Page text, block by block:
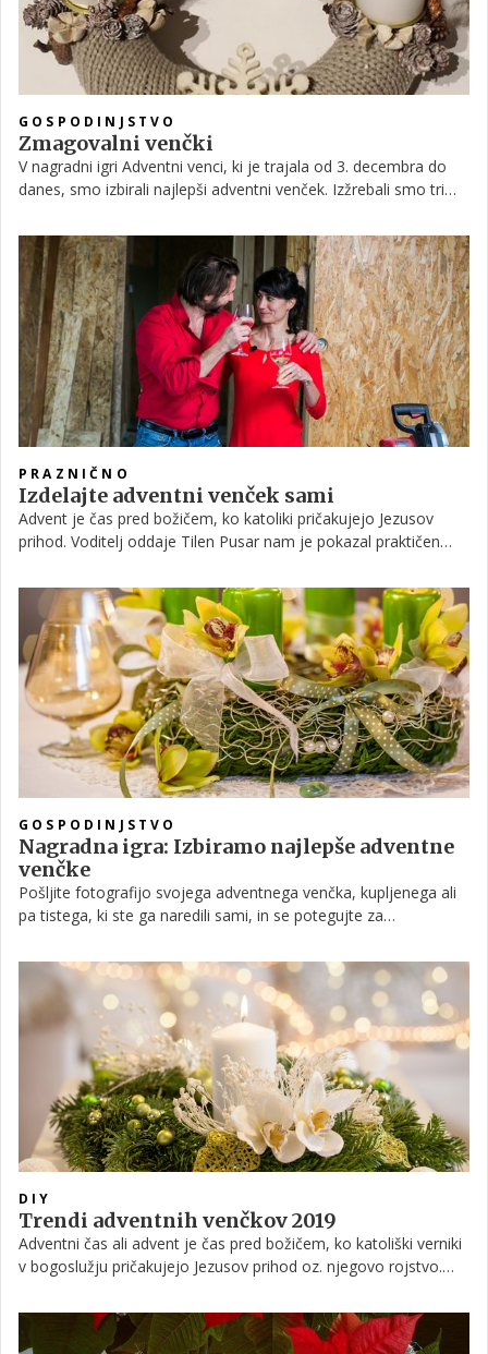
GOSPODINJSTVO
Zmagovalni venčki
V nagradni igri Adventni venci, ki je trajala od 3. decembra do
danes, smo izbirali najlepši adventni venček. Izžrebali smo tri
PRAZNIČNO
Izdelajte adventni venček sami
Advent je čas pred božičem, ko katoliki pričakujejo Jezusov
prihod. Voditelj oddaje Tilen Pusar nam je pokazal praktičen
trgovine, kar sami.
GOSPODINJSTVO
Nagradna igra: Izbiramo najlepše adventne
venčke
Pošljite fotografijo svojega adventnega venčka, kupljenega ali
pa tistega, ki ste ga naredili sami, in se potegujte za
DIY
Trendi adventnih venčkov 2019
Adventni čas ali advent je čas pred božičem, ko katoliški verniki
v bogoslužju pričakujejo Jezusov prihod oz. njegovo rojstvo.
pripravljamo na prihod praznikov. K adventu seveda spada tudi
adventni venček, na katerem svečko prižgemo štiri tedne pred